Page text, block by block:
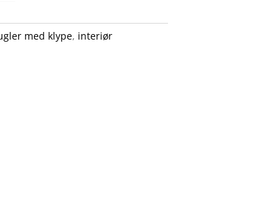
med klype, interiør